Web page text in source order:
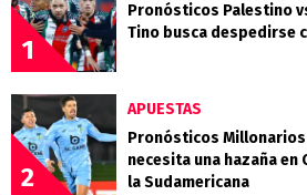
1
Pronósticos Palestino
Tino busca despedirse
2
APUESTAS
Pronósticos Millonarios
necesita una hazaña
la Sudamericana